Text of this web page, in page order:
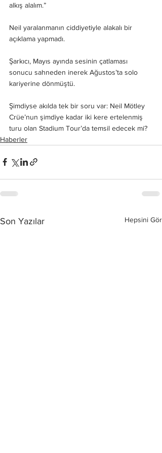
alkış alalım.”
Neil yaralanmanın ciddiyetiyle alakalı bir
açıklama yapmadı.
Şarkıcı, Mayıs ayında sesinin çatlaması
sonucu sahneden inerek Ağustos’ta solo
kariyerine dönmüştü.
Şimdiyse akılda tek bir soru var: Neil Mötley
Crüe’nun şimdiye kadar iki kere ertelenmiş
turu olan Stadium Tour’da temsil edecek mi?
Haberler
Son Yazılar Hepsini Gör